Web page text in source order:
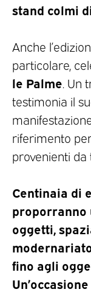
stand colmi
Anche
particolare,
le Palme .
testimonia il
riferimento
provenienti da
Centinaia di
proporranno
oggetti,
fino agli